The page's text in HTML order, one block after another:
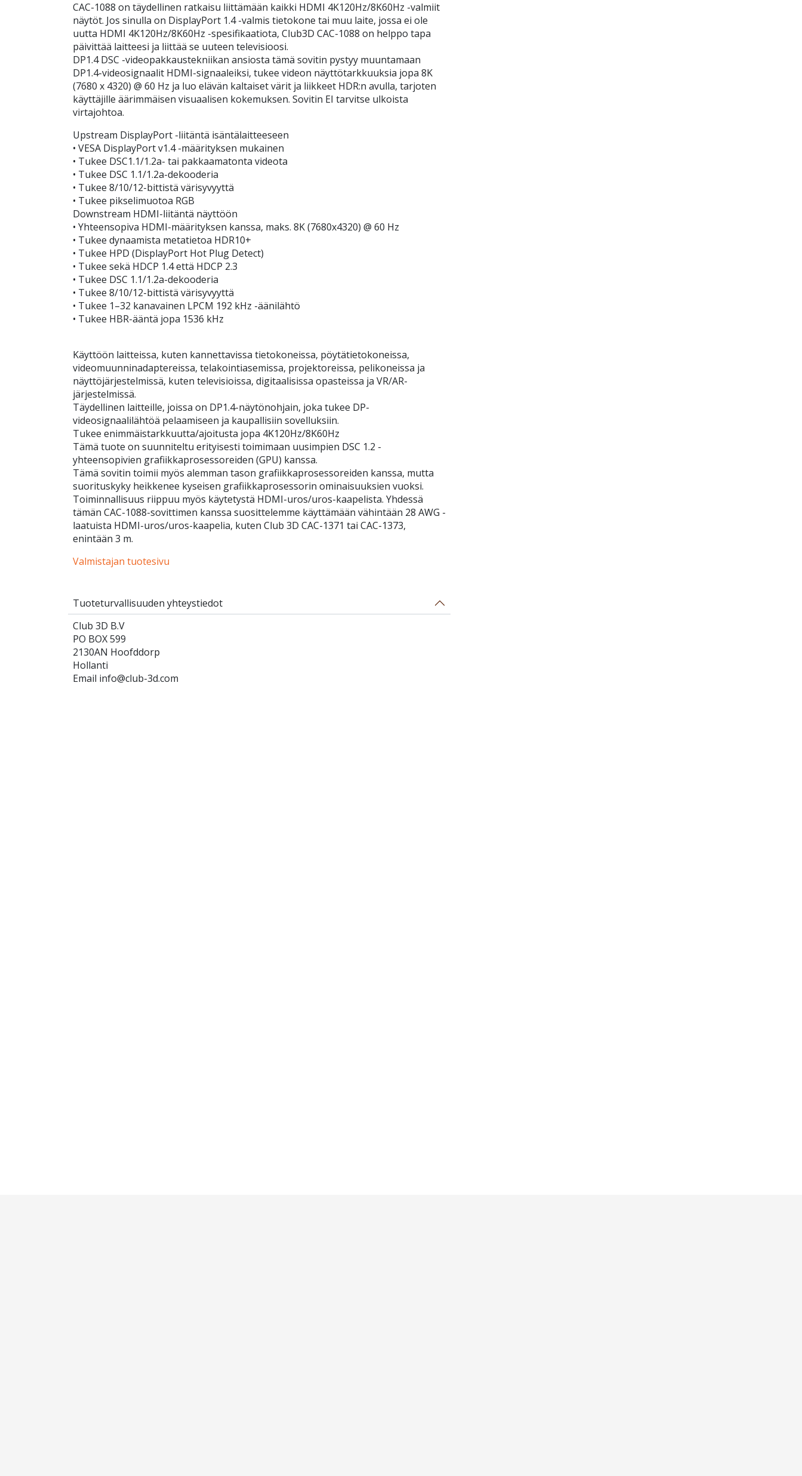
CAC-1088 on täydellinen ratkaisu liittämään kaikki HDMI 4K120Hz/8K60Hz -valmiit
näytöt. Jos sinulla on DisplayPort 1.4 -valmis tietokone tai muu laite, jossa ei ole
uutta HDMI 4K120Hz/8K60Hz -spesifikaatiota, Club3D CAC-1088 on helppo tapa
päivittää laitteesi ja liittää se uuteen televisioosi.
DP1.4 DSC -videopakkaustekniikan ansiosta tämä sovitin pystyy muuntamaan
DP1.4-videosignaalit HDMI-signaaleiksi, tukee videon näyttötarkkuuksia jopa 8K
(7680 x 4320) @ 60 Hz ja luo elävän kaltaiset värit ja liikkeet HDR:n avulla, tarjoten
käyttäjille äärimmäisen visuaalisen kokemuksen. Sovitin EI tarvitse ulkoista
virtajohtoa.
Upstream DisplayPort -liitäntä isäntälaitteeseen
• VESA DisplayPort v1.4 -määrityksen mukainen
• Tukee DSC1.1/1.2a- tai pakkaamatonta videota
• Tukee DSC 1.1/1.2a-dekooderia
• Tukee 8/10/12-bittistä värisyvyyttä
• Tukee pikselimuotoa RGB
Downstream HDMI-liitäntä näyttöön
• Yhteensopiva HDMI-määrityksen kanssa, maks. 8K (7680x4320) @ 60 Hz
• Tukee dynaamista metatietoa HDR10+
• Tukee HPD (DisplayPort Hot Plug Detect)
• Tukee sekä HDCP 1.4 että HDCP 2.3
• Tukee DSC 1.1/1.2a-dekooderia
• Tukee 8/10/12-bittistä värisyvyyttä
• Tukee 1–32 kanavainen LPCM 192 kHz -äänilähtö
• Tukee HBR-ääntä jopa 1536 kHz
Käyttöön laitteissa, kuten kannettavissa tietokoneissa, pöytätietokoneissa,
videomuunninadaptereissa, telakointiasemissa, projektoreissa, pelikoneissa ja
näyttöjärjestelmissä, kuten televisioissa, digitaalisissa opasteissa ja VR/AR-
järjestelmissä.
Täydellinen laitteille, joissa on DP1.4-näytönohjain, joka tukee DP-
videosignaalilähtöä pelaamiseen ja kaupallisiin sovelluksiin.
Tukee enimmäistarkkuutta/ajoitusta jopa 4K120Hz/8K60Hz
Tämä tuote on suunniteltu erityisesti toimimaan uusimpien DSC 1.2 -
yhteensopivien grafiikkaprosessoreiden (GPU) kanssa.
Tämä sovitin toimii myös alemman tason grafiikkaprosessoreiden kanssa, mutta
suorituskyky heikkenee kyseisen grafiikkaprosessorin ominaisuuksien vuoksi.
Toiminnallisuus riippuu myös käytetystä HDMI-uros/uros-kaapelista. Yhdessä
tämän CAC-1088-sovittimen kanssa suosittelemme käyttämään vähintään 28 AWG -
laatuista HDMI-uros/uros-kaapelia, kuten Club 3D CAC-1371 tai CAC-1373,
enintään 3 m.
Valmistajan tuotesivu
Tuoteturvallisuuden yhteystiedot
Club 3D B.V
PO BOX 599
2130AN Hoofddorp
Hollanti
Email info@club-3d.com